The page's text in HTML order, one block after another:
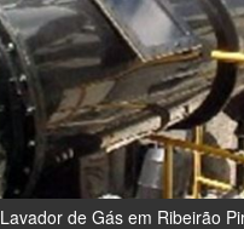
Lavador de Gás em Ribeirão